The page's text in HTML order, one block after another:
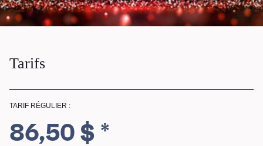
Tarifs
TARIF RÉGULIER :
86,50 $ *